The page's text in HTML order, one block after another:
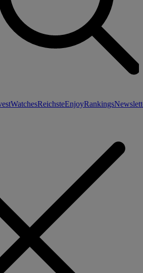
WatchesReichsteEnjoyRankings